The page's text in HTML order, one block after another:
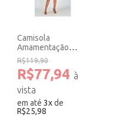
Camisola
Amamentação
Verde com Renda.
R$119,90
R$77,94
em até3xde
R$25,98